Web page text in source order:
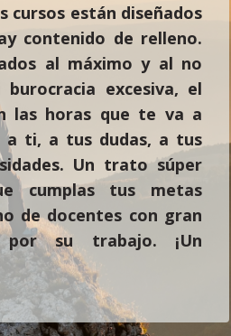
cursos están diseñados
contenido de relleno.
al máximo y al no
excesiva, el
las horas que te va a
a ti, a tus dudas, a tus
Un trato súper
cumplas tus metas
de docentes con gran
por su trabajo. ¡Un